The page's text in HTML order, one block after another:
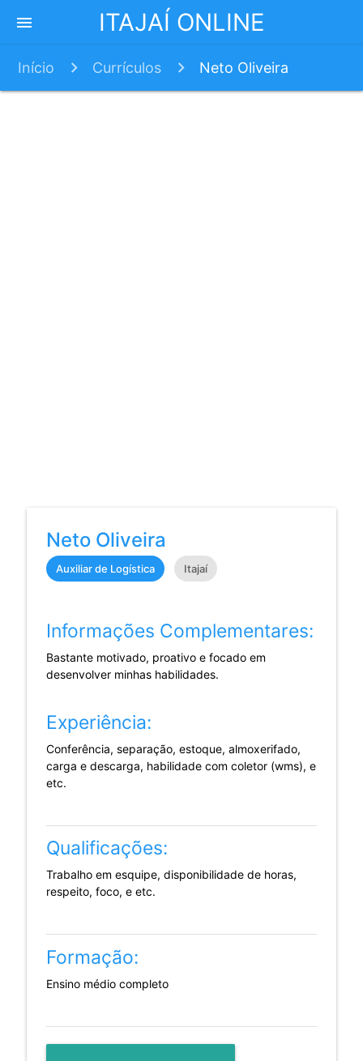
ITAJAÍ ONLINE
menu
Início Currículos Neto Oliveira
Neto Oliveira
Auxiliar de Logística Itajaí
Informações Complementares:
Bastante motivado, proativo e focado em
desenvolver minhas habilidades.
Experiência:
Conferência, separação, estoque, almoxerifado,
carga e descarga, habilidade com coletor (wms), e
etc.
Qualificações:
Trabalho em esquipe, disponibilidade de horas,
respeito, foco, e etc.
Formação:
Ensino médio completo